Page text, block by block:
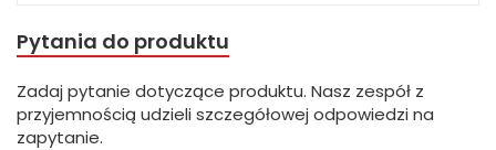
Pytania do produktu
Zadaj pytanie dotyczące produktu. Nasz zespół z
przyjemnością udzieli szczegółowej odpowiedzi na
zapytanie.